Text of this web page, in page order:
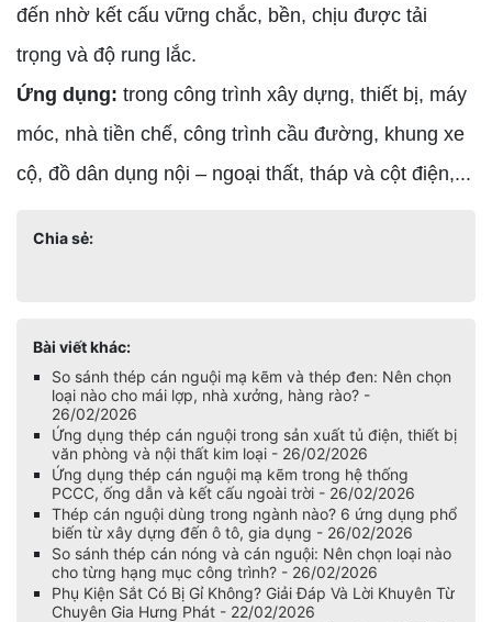
đến nhờ kết cấu vững chắc, bền, chịu được tải
trọng và độ rung lắc.
Ứng dụng: trong công trình xây dựng, thiết bị, máy
móc, nhà tiền chế, công trình cầu đường, khung xe
cộ, đồ dân dụng nội – ngoại thất, tháp và cột điện,...
Chia sẻ:
Bài viết khác:
So sánh thép cán nguội mạ kẽm và thép đen: Nên chọn
loại nào cho mái lợp, nhà xưởng, hàng rào? -
26/02/2026
Ứng dụng thép cán nguội trong sản xuất tủ điện, thiết bị
văn phòng và nội thất kim loại - 26/02/2026
Ứng dụng thép cán nguội mạ kẽm trong hệ thống
PCCC, ống dẫn và kết cấu ngoài trời - 26/02/2026
Thép cán nguội dùng trong ngành nào? 6 ứng dụng phổ
biến từ xây dựng đến ô tô, gia dụng - 26/02/2026
So sánh thép cán nóng và cán nguội: Nên chọn loại nào
cho từng hạng mục công trình? - 26/02/2026
Phụ Kiện Sắt Có Bị Gỉ Không? Giải Đáp Và Lời Khuyên Từ
Chuyên Gia Hưng Phát - 22/02/2026